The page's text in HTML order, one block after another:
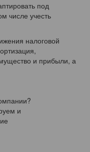
под
числе учесть
налоговой
и прибыли, а
и